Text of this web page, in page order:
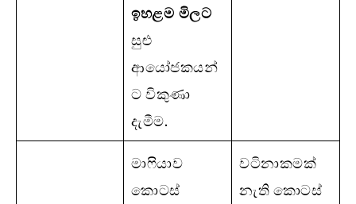
ඉහළම මිලට
සුළු
ආයෝජකයන්
ට විකුණා
දැමීම.
මාෆියාව
කොටස්
වටිනාකමක්
නැති කොටස්